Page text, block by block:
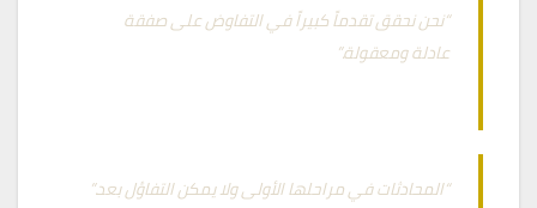
“نحن نحقق تقدماً كبيراً في التفاوض على صفقة
عادلة ومعقولة.”
“المحادثات في مراحلها الأولى ولا يمكن التفاؤل بعد.”